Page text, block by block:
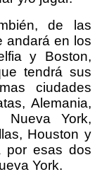
de las
andará en los
y Boston,
tendrá sus
ciudades
Alemania,
Nueva York,
Houston y
por esas dos
York.